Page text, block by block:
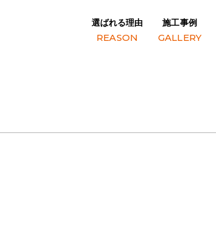
選ばれる理由
REASON
施工事例
GALLERY